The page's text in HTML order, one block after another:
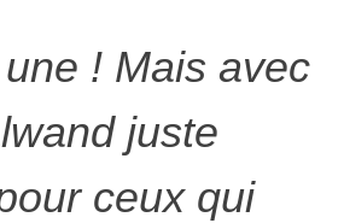
! Mais avec
juste
ceux qui